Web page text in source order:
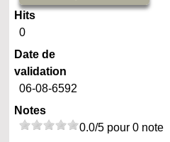
Hits
0
Date de
validation
06-08-6592
Notes
0.0/5 pour 0 note